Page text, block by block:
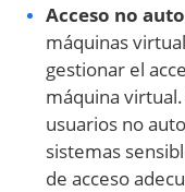
Acceso no
máquinas
gestionar el
máquina
usuarios no
sistemas
de acceso